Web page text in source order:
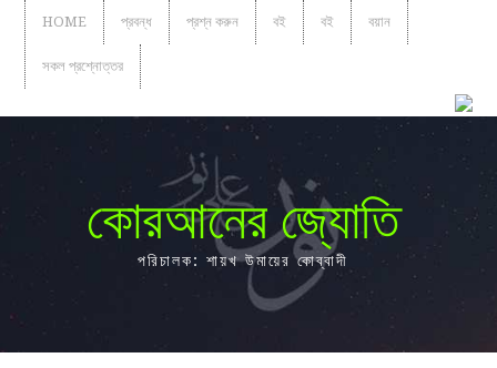
HOME প্রবন্ধ প্রশ্ন করুন বই বই বয়ান
সকল প্রশ্নোত্তর
কোরআনের জ্যোতি
পরিচালক: শায়খ উমায়ের কোব্বাদী